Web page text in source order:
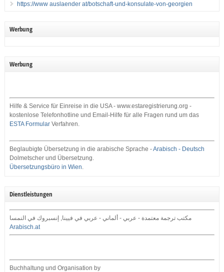
https://www auslaender at/botschaft-und-konsulate-von-georgien
Werbung
Werbung
Hilfe & Service für Einreise in die USA - www.estaregistrierung.org -
kostenlose Telefonhotline und Email-Hilfe für alle Fragen rund um das
ESTA FormularVerfahren.
Beglaubigte Übersetzung in die arabische Sprache -Arabisch - Deutsch
Dolmetscher und Übersetzung.
Übersetzungsbüro in Wien.
Dienstleistungen
مكتب ترجمة معتمدة - عربي - ألماني - عربي في فيينا, إنسبروك في النمسا
Arabisch.at
Buchhaltung und Organisation by